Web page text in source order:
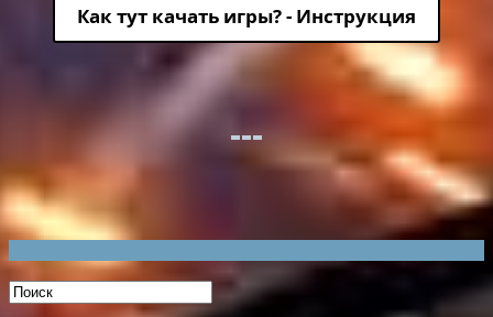
Как тут качать игры? - Инструкция